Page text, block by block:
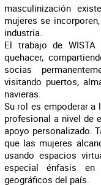
masculinización
mujeres se
industria.
El trabajo de
quehacer,
socias
visitando puertos,
navieras.
Su rol es empoderar a
profesional a nivel de
apoyo personalizado.
que las mujeres
usando espacios
especial énfasis
geográficos del país.